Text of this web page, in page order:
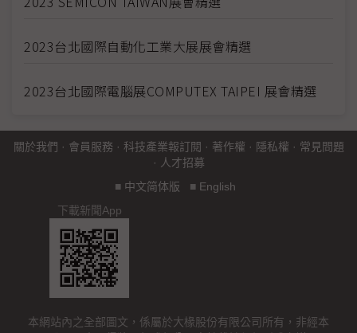
2023台北國際自動化工業大展展會精選
2023台北國際電腦展COMPUTEX TAIPEI 展會精選
關於我們 · 會員服務 · 科技產業報訂閱 · 著作權 · 隱私權 · 常見問題
· 人才招募
■ 中文简体版 ■ English
下載新聞App
本網站內之全部圖文，係屬於大椽股份有限公司所有，非經本